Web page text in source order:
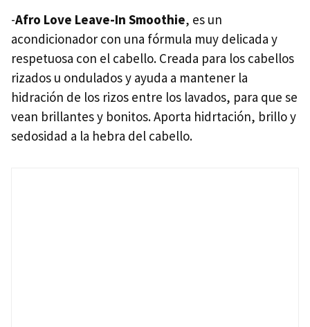
-Afro Love Leave-In Smoothie, es un
acondicionador con una fórmula muy delicada y
respetuosa con el cabello. Creada para los cabellos
rizados u ondulados y ayuda a mantener la
hidración de los rizos entre los lavados, para que se
vean brillantes y bonitos. Aporta hidrtación, brillo y
sedosidad a la hebra del cabello.